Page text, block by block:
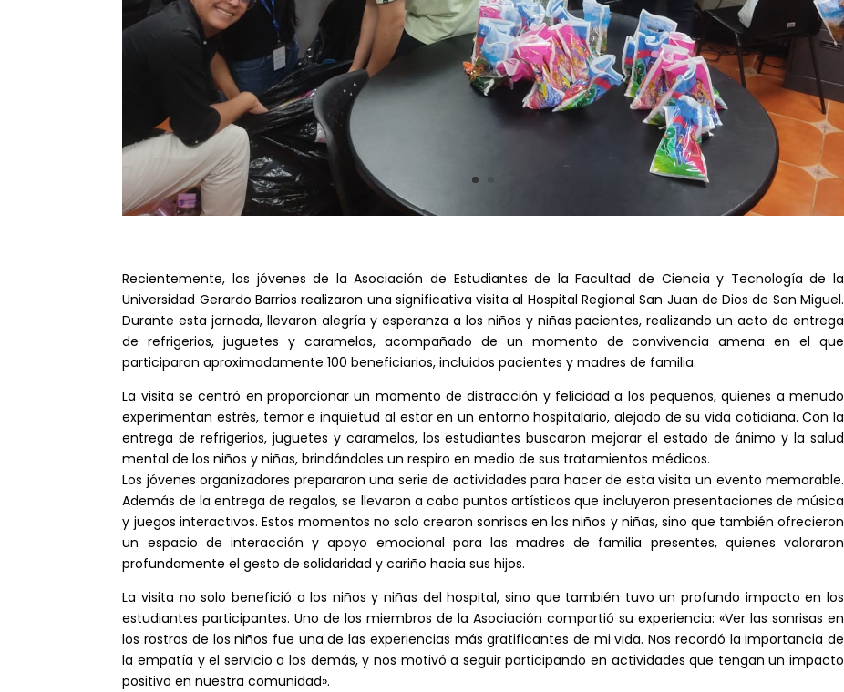
Recientemente, los jóvenes de la Asociación de Estudiantes de la Facultad de Ciencia y Tecnología de la
Universidad Gerardo Barrios realizaron una significativa visita al Hospital Regional San Juan de Dios de San Miguel.
Durante esta jornada, llevaron alegría y esperanza a los niños y niñas pacientes, realizando un acto de entrega
de refrigerios, juguetes y caramelos, acompañado de un momento de convivencia amena en el que
participaron aproximadamente 100 beneficiarios, incluidos pacientes y madres de familia.
La visita se centró en proporcionar un momento de distracción y felicidad a los pequeños, quienes a menudo
experimentan estrés, temor e inquietud al estar en un entorno hospitalario, alejado de su vida cotidiana. Con la
entrega de refrigerios, juguetes y caramelos, los estudiantes buscaron mejorar el estado de ánimo y la salud
mental de los niños y niñas, brindándoles un respiro en medio de sus tratamientos médicos.
Los jóvenes organizadores prepararon una serie de actividades para hacer de esta visita un evento memorable.
Además de la entrega de regalos, se llevaron a cabo puntos artísticos que incluyeron presentaciones de música
y juegos interactivos. Estos momentos no solo crearon sonrisas en los niños y niñas, sino que también ofrecieron
un espacio de interacción y apoyo emocional para las madres de familia presentes, quienes valoraron
profundamente el gesto de solidaridad y cariño hacia sus hijos.
La visita no solo benefició a los niños y niñas del hospital, sino que también tuvo un profundo impacto en los
estudiantes participantes. Uno de los miembros de la Asociación compartió su experiencia: «Ver las sonrisas en
los rostros de los niños fue una de las experiencias más gratificantes de mi vida. Nos recordó la importancia de
la empatía y el servicio a los demás, y nos motivó a seguir participando en actividades que tengan un impacto
positivo en nuestra comunidad».